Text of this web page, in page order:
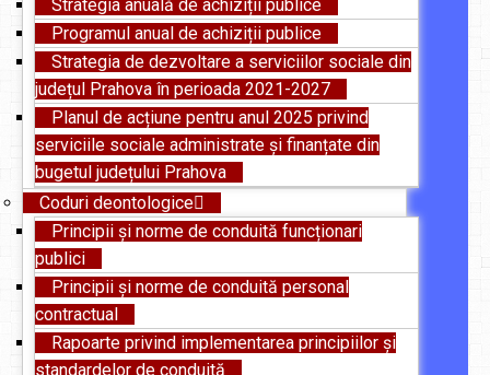
Strategia anuală de achiziții publice
Programul anual de achiziții publice
Strategia de dezvoltare a serviciilor sociale din
județul Prahova în perioada 2021-2027
Planul de acțiune pentru anul 2025 privind
serviciile sociale administrate și finanțate din
bugetul județului Prahova
Coduri deontologice
Principii și norme de conduită funcționari
publici
Principii și norme de conduită personal
contractual
Rapoarte privind implementarea principiilor și
standardelor de conduită